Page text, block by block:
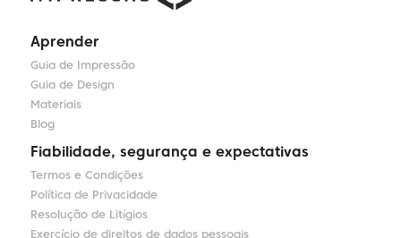
Aprender
Guia de Impressão
Guia de Design
Materiais
Blog
Fiabilidade, segurança e expectativas
Termos e Condições
Política de Privacidade
Resolução de Litígios
Exercício de direitos de dados pessoais